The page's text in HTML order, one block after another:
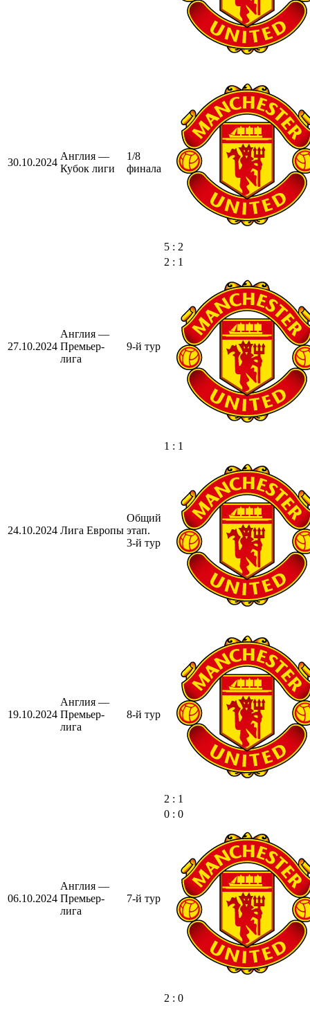
30.10.2024
Англия —
Кубок лиги
1/8
финала
5 : 2
27.10.2024
Англия —
Премьер-
лига
9-й тур
2 : 1
24.10.2024 Лига Европы
Общий
этап.
3-й тур
1 : 1
19.10.2024
Англия —
Премьер-
лига
8-й тур
2 : 1
06.10.2024
Англия —
Премьер-
лига
7-й тур
0 : 0
2 : 0